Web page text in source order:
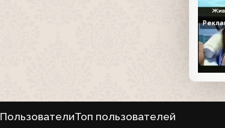
ПользователиТоп пользователей